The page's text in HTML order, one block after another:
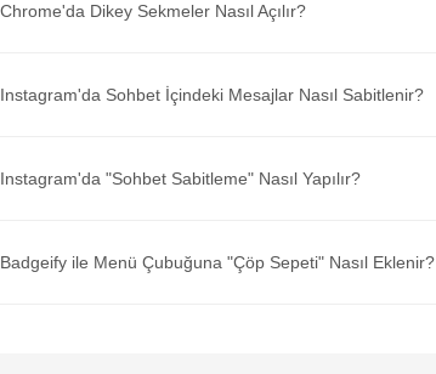
Chrome'da Dikey Sekmeler Nasıl Açılır?
Instagram'da Sohbet İçindeki Mesajlar Nasıl Sabitlenir?
Instagram'da "Sohbet Sabitleme" Nasıl Yapılır?
Badgeify ile Menü Çubuğuna "Çöp Sepeti" Nasıl Eklenir?